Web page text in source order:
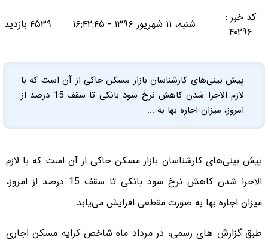
کد خبر :
۴۰۲۹۶
شنبه، ۱۱ شهریور ۱۳۹۶ - ۱۶:۴۲:۴۵ ۴۵۳۹ بازدید
پیش بینی‌های کارشناسان بازار مسکن حاکی از آن است که با
لازم الاجرا شدن کاهش نرخ سود بانکی تا سقف 15 درصد از
امروز، میزان اجاره بها به ...
پیش بینی‌های کارشناسان بازار مسکن حاکی از آن است که با لازم
الاجرا شدن کاهش نرخ سود بانکی تا سقف 15 درصد از امروز،
میزان اجاره بها به صورت مقطعی افزایش می‌یابد.
طبق گزارش های رسمی، در مرداد ماه شاخص کرایه مسکن اجاری